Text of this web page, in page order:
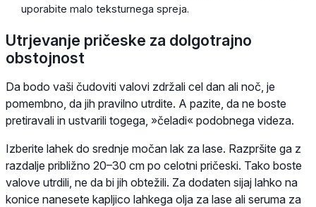
uporabite malo teksturnega spreja.
Utrjevanje pričeske za dolgotrajno
obstojnost
Da bodo vaši čudoviti valovi zdržali cel dan ali noč, je
pomembno, da jih pravilno utrdite. A pazite, da ne boste
pretiravali in ustvarili togega, »čeladi« podobnega videza.
Izberite lahek do srednje močan lak za lase. Razpršite ga z
razdalje približno 20–30 cm po celotni pričeski. Tako boste
valove utrdili, ne da bi jih obtežili. Za dodaten sijaj lahko na
konice nanesete kapljico lahkega olja za lase ali seruma za